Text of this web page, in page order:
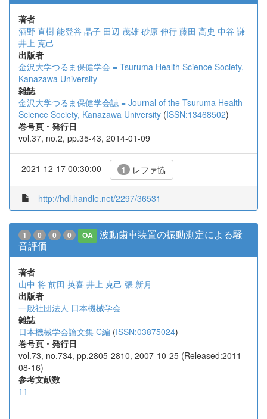
著者
酒野 直樹 能登谷 晶子 田辺 茂雄 砂原 伸行 藤田 高史 中谷 謙
井上 克己
出版者
金沢大学つるま保健学会 = Tsuruma Health Science Society,
Kanazawa University
雑誌
金沢大学つるま保健学会誌 = Journal of the Tsuruma Health
Science Society, Kanazawa University (ISSN:13468502)
巻号頁・発行日
vol.37, no.2, pp.35-43, 2014-01-09
2021-12-17 00:30:00 1 レファ協
http://hdl.handle.net/2297/36531
1 0 0 0 OA
波動歯車装置の振動測定による騒
音評価
著者
山中 将 前田 英喜 井上 克己 張 新月
出版者
一般社団法人 日本機械学会
雑誌
日本機械学会論文集 C編 (ISSN:03875024)
巻号頁・発行日
vol.73, no.734, pp.2805-2810, 2007-10-25 (Released:2011-
08-16)
参考文献数
11